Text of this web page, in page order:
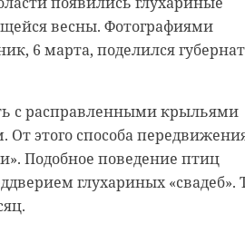
весны. Фотографиями
6 марта, поделился
с расправленными крыльями
От этого способа
Подобное поведение птиц
глухариных «свадеб».
«вкусняшки заняться
приставал и к
Мурино. Они вызвали
очевидцев, мужчина зашел в